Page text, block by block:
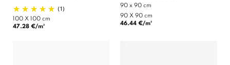
(1)
100 X 100 cm
47.28 €/m²
90 x 90 cm
90 X 90 cm
46.44 €/m²